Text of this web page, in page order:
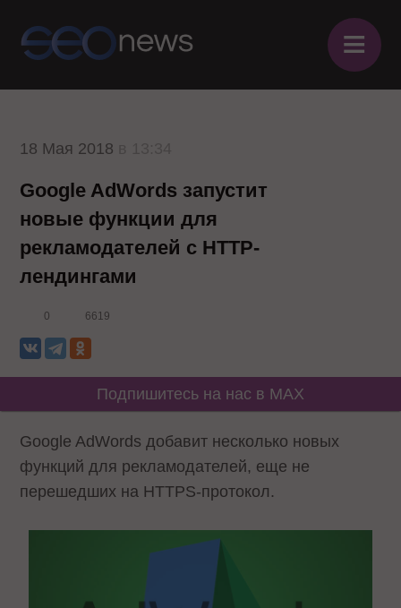
≡
18 Мая 2018
Google AdWords запустит
новые функции для
рекламодателей с HTTP-
лендингами
0 6619
Подпишитесь на нас в MAX
Google AdWords добавит несколько новых
функций для рекламодателей, еще не
перешедших на HTTPS-протокол.